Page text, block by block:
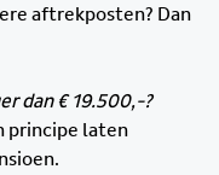
aftrekposten? Dan
dan € 19.500,-?
principe laten